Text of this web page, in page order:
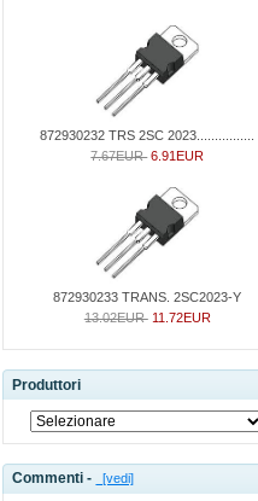
872930232 TRS 2SC 2023................
7.67EUR 6.91EUR
872930233 TRANS. 2SC2023-Y
13.02EUR 11.72EUR
Produttori
Commenti - [vedi]